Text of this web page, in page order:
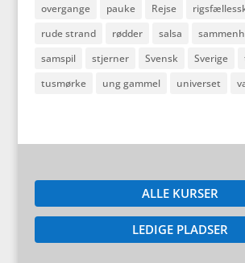
overgange
pauke Rejse
rude strand
rødder salsa
samspil
stjerner Svensk Sverige
tusmørke
ung gammel universet
ALLE KURSER
LEDIGE PLADSER